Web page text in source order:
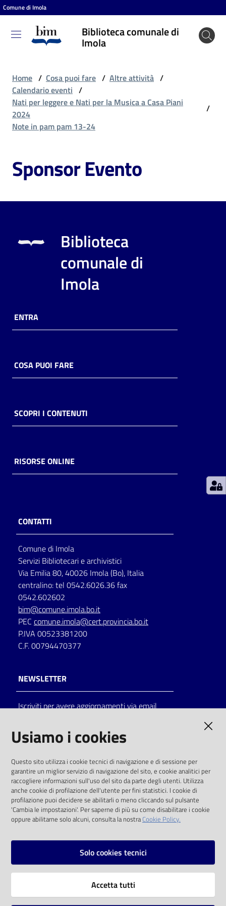
Vai al contenuto
Vai alla navigazione
Vai al footer
Comune di Imola
Biblioteca comunale di
Imola
Biblioteca
comunale
Entra
puoi
fare
contenuti
Casa
Archivio
storico
Patto
Seguici
su
on line
Eventi
Chiedi al
bibliotecario
Avvisi
Orari
Home / Cosa puoi fare / Altre attività /
Calendario eventi /
Nati per leggere e Nati per la Musica a Casa Piani
2024
/
Note in pam pam 13-24
Sponsor Evento
Biblioteca
comunale di
Imola
ENTRA
COSA PUOI FARE
SCOPRI I CONTENUTI
RISORSE ONLINE
CONTATTI
Comune di Imola
Servizi Bibliotecari e archivistici
Via Emilia 80, 40026 Imola (Bo), Italia
centralino: tel 0542.6026.36 fax
0542.602602
bim@comune.imola.bo.it
PEC comune.imola@cert.provincia.bo.it
P.IVA 00523381200
C.F. 00794470377
NEWSLETTER
Iscriviti per avere aggiornamenti via email
solo alle condizioni previste dalla direttiva
comunitaria 2003/98/CE e dal d.lgs. 36/2006
SOCIAL
Instagram
Vai alla pagina
Usiamo i cookies
Questo sito utilizza i cookie tecnici di navigazione e di sessione per
garantire un miglior servizio di navigazione del sito, e cookie analitici per
raccogliere informazioni sull'uso del sito da parte degli utenti. Utilizza
anche cookie di profilazione dell'utente per fini statistici. I cookie di
profilazione puoi decidere se abilitarli o meno cliccando sul pulsante
'Cambia le impostazioni'. Per saperne di più su come disabilitare i cookie
oppure abilitarne solo alcuni, consulta la nostraCookie Policy.
Solo cookies tecnici
Accetta tutti